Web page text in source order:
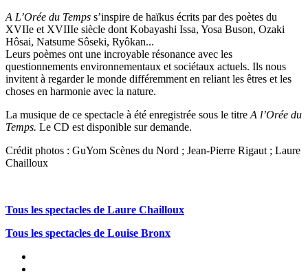
A L’Orée du Temps s’inspire de haïkus écrits par des poètes du
XVIIe et XVIIIe siècle dont Kobayashi Issa, Yosa Buson, Ozaki
Hôsai, Natsume Sôseki, Ryôkan...
Leurs poèmes ont une incroyable résonance avec les
questionnements environnementaux et sociétaux actuels. Ils nous
invitent à regarder le monde différemment en reliant les êtres et les
choses en harmonie avec la nature.
La musique de ce spectacle à été enregistrée sous le titre A l’Orée du
Temps. Le CD est disponible sur demande.
Crédit photos : GuYom Scènes du Nord ; Jean-Pierre Rigaut ; Laure
Chailloux
Tous les spectacles de Laure Chailloux
Tous les spectacles de Louise Bronx